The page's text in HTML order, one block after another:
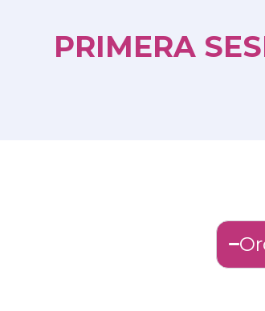
PRIMERA